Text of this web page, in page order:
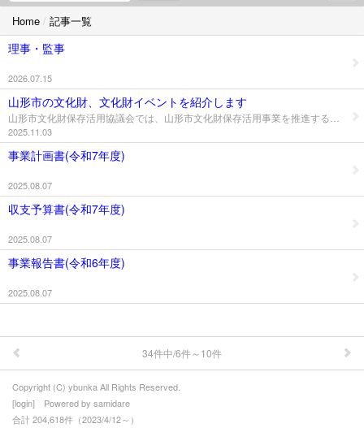
お知らせ
情報公開
● 事業団について
Home / 記事一覧
理事・監事
2026.07.15
山形市の文化財、文化財イベントを紹介します
2025.11.03
事業計画書(令和7年度)
2025.08.07
収支予算書(令和7年度)
2025.08.07
事業報告書(令和6年度)
2025.08.07
34件中/6件～10件
Copyright (C) ybunka All Rights Reserved.
[login] Powered by samidare
合計 204,618件（2023/4/12～）